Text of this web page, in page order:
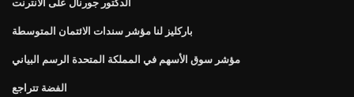
باركليز لنا مؤشر سندات الائتمان المتوسطة
مؤشر سوق الأسهم في المملكة المتحدة الرسم البياني
الفضة تتراجع